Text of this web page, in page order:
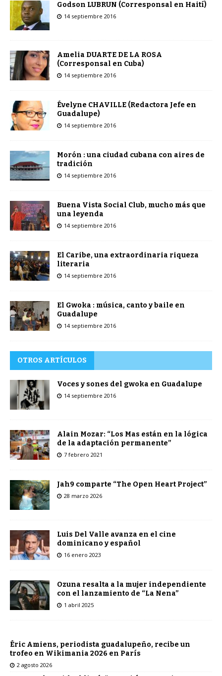
Godson LUBRUN (Corresponsal en Haití)
14 septiembre 2016
Amelia DUARTE DE LA ROSA
(Corresponsal en Cuba)
14 septiembre 2016
Évelyne CHAVILLE (Redactora Jefe en
Guadalupe)
14 septiembre 2016
Morón : una ciudad cubana con aires de
tradición
14 septiembre 2016
Buena Vista Social Club, mucho más que
una leyenda
14 septiembre 2016
El Caribe, una extraordinaria riqueza
literaria
14 septiembre 2016
El Gwoka : música, canto y baile en
Guadalupe
14 septiembre 2016
OTROS ARTÍCULOS
Voces y sones del gwoka en Guadalupe
14 septiembre 2016
Alain Mozar: “Los Mas están en la lógica
de la adaptación permanente”
7 febrero 2021
Jah9 comparte “The Open Heart Project”
28 marzo 2026
Luis Del Valle avanza en el cine
dominicano y español
16 enero 2023
Ozuna resalta a la mujer independiente
con el lanzamiento de “La Nena”
1 abril 2025
Éric Amiens, periodista guadalupeño, recibe un
trofeo en Wikimania 2026 en París
2 agosto 2026